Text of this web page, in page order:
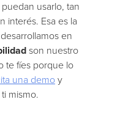
usarlo, tan
interés. Esa es la
en
son nuestro
te fíes porque lo
una demoy
mismo.